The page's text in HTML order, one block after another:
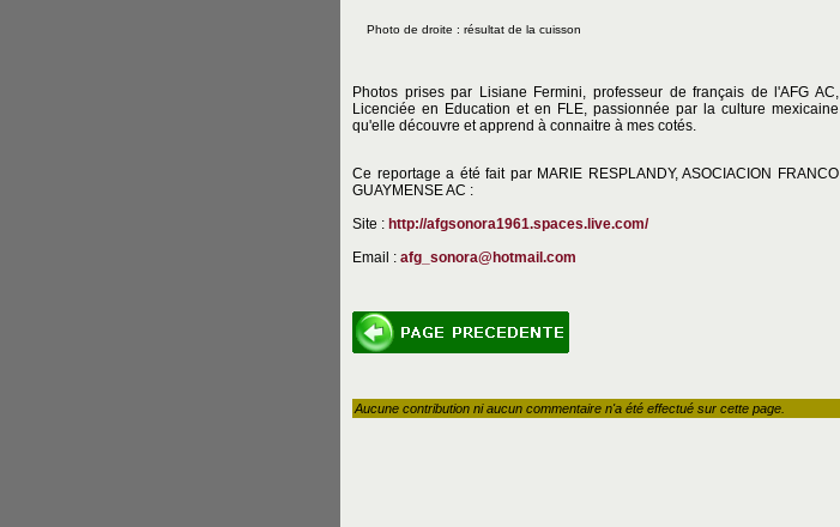
Photo de droite : résultat de la cuisson
Photos prises par Lisiane Fermini, professeur de français de l'AFG AC,
Licenciée en Education et en FLE, passionnée par la culture mexicaine
qu'elle découvre et apprend à connaitre à mes cotés.
Ce reportage a été fait par MARIE RESPLANDY, ASOCIACION FRANCO
GUAYMENSE AC :
Site : http://afgsonora1961.spaces.live.com/
Email : afg_sonora@hotmail.com
Aucune contribution ni aucun commentaire n'a été effectué sur cette page.